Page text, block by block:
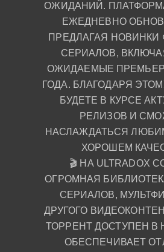
ОЖИДАНИЙ. ПЛАТФОРМА
ЕЖЕДНЕВНО
ПРЕДЛАГАЯ НОВИНКИ
СЕРИАЛОВ,
ОЖИДАЕМЫЕ
ГОДА. БЛАГОДАРЯ
БУДЕТЕ В КУРСЕ
РЕЛИЗОВ И
НАСЛАЖДАТЬСЯ
ХОРОШЕМ
🎬 НА ULTRADOX
ОГРОМНАЯ
СЕРИАЛОВ,
ДРУГОГО
ТОРРЕНТ ДОСТУПЕН В
ОБЕСПЕЧИВАЕТ